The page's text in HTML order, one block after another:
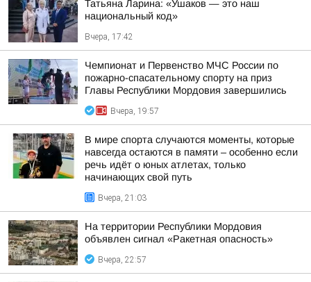
Татьяна Ларина: «Ушаков — это наш
национальный код»
Вчера, 17:42
Чемпионат и Первенство МЧС России по
пожарно-спасательному спорту на приз
Главы Республики Мордовия завершились
Вчера, 19:57
В мире спорта случаются моменты, которые
навсегда остаются в памяти – особенно если
речь идёт о юных атлетах, только
начинающих свой путь
Вчера, 21:03
На территории Республики Мордовия
объявлен сигнал «Ракетная опасность»
Вчера, 22:57